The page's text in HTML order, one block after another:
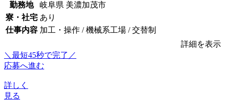
勤務地
岐阜県 美濃加茂市
寮・社宅 あり
仕事内容 加工・操作 / 機械系工場 / 交替制
詳細を表示
＼最短45秒で完了／
応募へ進む
詳しく
見る